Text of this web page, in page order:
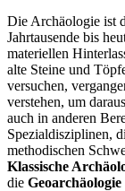
Die Archäologie ist
Jahrtausende bis
materiellen
alte Steine und
versuchen,
verstehen, um
auch in anderen
Spezialdisziplinen,
methodischen
Klassische
die Geoarchäologie